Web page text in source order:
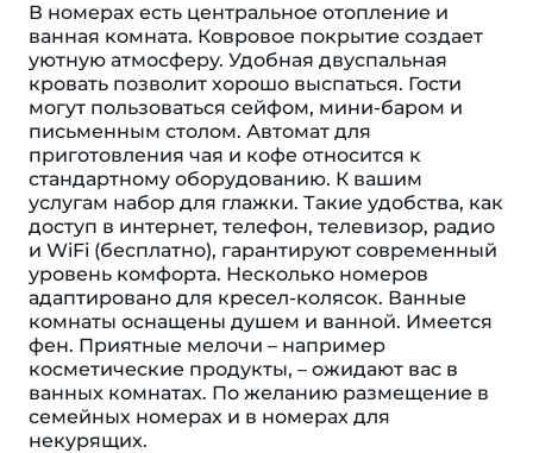
В номерах есть центральное отопление и
ванная комната. Ковровое покрытие создает
уютную атмосферу. Удобная двуспальная
кровать позволит хорошо выспаться. Гости
могут пользоваться сейфом, мини-баром и
письменным столом. Автомат для
приготовления чая и кофе относится к
стандартному оборудованию. К вашим
услугам набор для глажки. Такие удобства, как
доступ в интернет, телефон, телевизор, радио
и WiFi (бесплатно), гарантируют современный
уровень комфорта. Несколько номеров
адаптировано для кресел-колясок. Ванные
комнаты оснащены душем и ванной. Имеется
фен. Приятные мелочи – например
косметические продукты, – ожидают вас в
ванных комнатах. По желанию размещение в
семейных номерах и в номерах для
некурящих.